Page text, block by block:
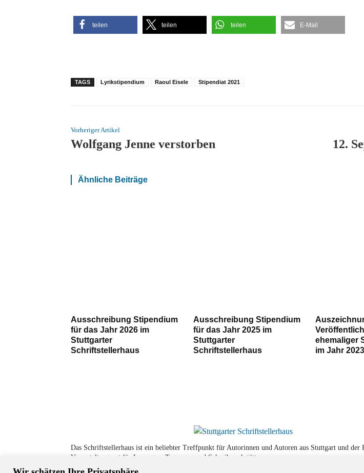
teilen teilen teilen E-Mail
TAGS Lyrikstipendium Raoul Eisele Stipendiat 2021
Vorheriger Artikel
Wolfgang Jenne verstorben 12.
Ähnliche Beiträge
Ausschreibung Stipendium
für das Jahr 2026 im
Stuttgarter
Schriftstellerhaus
Ausschreibung Stipendium
für das Jahr 2025 im
Stuttgarter
Schriftstellerhaus
ehemaliger
im Jahr 2023
Das Schriftstellerhaus ist ein beliebter Treffpunkt für Autorinnen und Autoren aus Stuttgart und der
Veranstaltungsort für Lesungen, Tagungen und Schreibwerkstätten.